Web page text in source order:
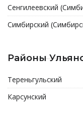
Сенгилеевский
Симбирский
Районы
Тереньгульский
Карсунский